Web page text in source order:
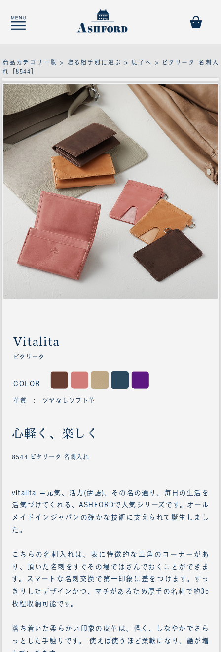
商品カテゴリ一覧 > 贈る相手別に選ぶ > 息子へ
> ビタリータ 名刺入
れ［8544］
Vitalita
ビタリータ
COLOR
革質 : ツヤなしソフト革
心軽く、楽しく
8544 ビタリータ 名刺入れ
vitalita ＝元気、活力(伊語)、その名の通り、毎日の生活を
活気づけてくれる、ASHFORDで人気シリーズです。オール
メイドインジャパンの確かな技術に支えられて誕生しまし
た。
こちらの名刺入れは、表に特徴的な三角のコーナーがあ
り、頂いた名刺をすぐその場ではさんでおくことができま
す。スマートな名刺交換で第一印象に差をつけます。すっ
きりしたデザインかつ、マチがあるため厚手の名刺で約35
枚程収納可能です。
落ち着いた柔らかい印象の皮革は、軽く、しなやかでさら
っとした手触りです。 使えば使うほど柔軟になり、艶が増